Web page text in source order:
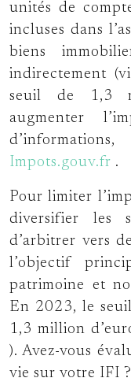
unités de
incluses dans
biens
indirectement
seuil de 1,3
augmenter
Impots.gouv.fr .
Pour limiter
diversifier les
d’arbitrer vers
l’objectif
patrimoine et
En 2023, le
1,3 million
). Avez-vous
vie sur votre IFI ?